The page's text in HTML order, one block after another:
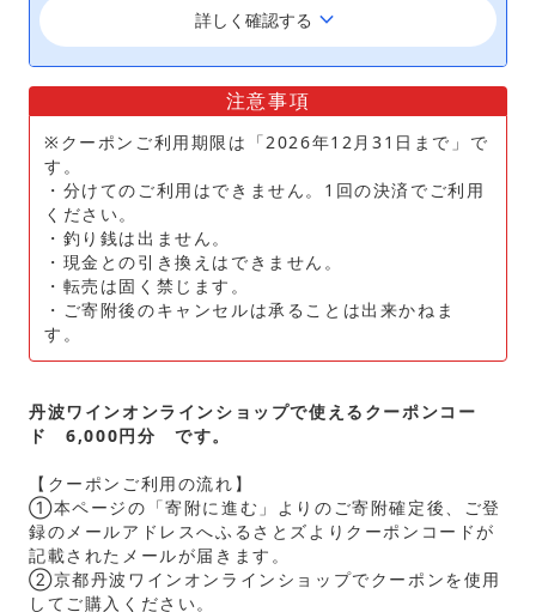
詳しく確認する keyboard_arrow_down
注意事項
※クーポンご利用期限は「2026年12月31日まで」で
す。
・分けてのご利用はできません。1回の決済でご利用
ください。
・釣り銭は出ません。
・現金との引き換えはできません。
・転売は固く禁じます。
・ご寄附後のキャンセルは承ることは出来かねま
す。
丹波ワインオンラインショップで使えるクーポンコー
ド 6,000円分 です。
【クーポンご利用の流れ】
①本ページの「寄附に進む」よりのご寄附確定後、ご登
録のメールアドレスへふるさとズよりクーポンコードが
記載されたメールが届きます。
②京都丹波ワインオンラインショップでクーポンを使用
してご購入ください。